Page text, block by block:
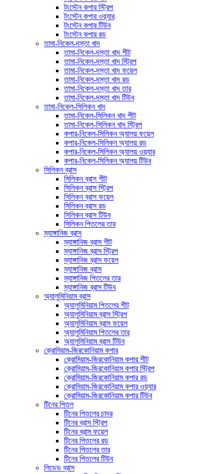
টংস্টেন কপার স্ট্রিপ
টংস্টেন কপার ওয়্যার
টংস্টেন কপার টিউব
টংস্টেন কপার রড
তামা-নিকেল-দস্তা খাদ
তামা-নিকেল-দস্তা খাদ শীট
তামা-নিকেল-দস্তা খাদ স্ট্রিপ
তামা-নিকেল-দস্তা খাদ ফয়েল
তামা-নিকেল-দস্তা খাদ রড
তামা-নিকেল-দস্তা খাদ তার
তামা-নিকেল-দস্তা খাদ টিউব
তামা-নিকেল-সিলিকন খাদ
তামা-নিকেল-সিলিকন খাদ শীট
তামা-নিকেল-সিলিকন খাদ স্ট্রিপ
কপার-নিকেল-সিলিকন অ্যালয় ফয়েল
কপার-নিকেল-সিলিকন অ্যালয় রড
কপার-নিকেল-সিলিকন অ্যালয় ওয়্যার
কপার-নিকেল-সিলিকন অ্যালয় টিউব
সিলিকন ব্রাস
সিলিকন ব্রাস শীট
সিলিকন ব্রাস স্ট্রিপ
সিলিকন ব্রাস ফয়েল
সিলিকন ব্রাস রড
সিলিকন ব্রাস টিউব
সিলিকন পিতলের তার
ম্যাঙ্গানিজ ব্রাস
ম্যাঙ্গানিজ ব্রাস শীট
ম্যাঙ্গানিজ ব্রাস স্ট্রিপ
ম্যাঙ্গানিজ ব্রাস ফয়েল
ম্যাঙ্গানিজ ব্রাস
ম্যাঙ্গানিজ পিতলের তার
ম্যাঙ্গানিজ ব্রাস টিউব
অ্যালুমিনিয়াম ব্রাস
অ্যালুমিনিয়াম পিতলের শীট
অ্যালুমিনিয়াম ব্রাস স্ট্রিপ
অ্যালুমিনিয়াম ব্রাস ফয়েল
অ্যালুমিনিয়াম পিতলের তার
অ্যালুমিনিয়াম ব্রাস টিউব
ক্রোমিয়াম-জিরকোনিয়াম কপার
ক্রোমিয়াম-জিরকোনিয়াম কপার শীট
ক্রোমিয়াম-জিরকোনিয়াম কপার স্ট্রিপ
ক্রোমিয়াম-জিরকোনিয়াম কপার রড
ক্রোমিয়াম-জিরকোনিয়াম কপার ওয়্যার
ক্রোমিয়াম-জিরকোনিয়াম কপার টিউব
টিনের পিতল
টিনের পিতলের চাদর
টিনের ব্রাস স্ট্রিপ
টিনের ব্রাস ফয়েল
টিনের পিতলের রড
টিনের পিতলের তার
টিনের পিতলের টিউব
লিডেড ব্রাস